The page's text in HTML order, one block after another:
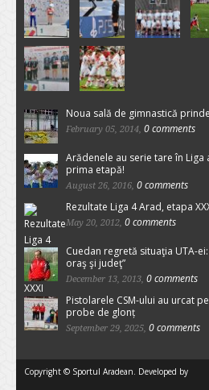
Noua sală de gimnastică
February 05, 2014, 0 comments
Arădenele au serie tare în Liga
prima etapă!
August 26, 2016, 0 comments
Rezultate Liga 4 Arad, etapa
May 20, 2012, 0 comments
Cuedan regretă situaţia UTA-
oraş şi judeţ”
December 13, 2013, 0 comments
Pistolarele CSM-ului au urcat
probe de glonț
September 29, 2025, 0 comments
Copyright © Sportul Aradean. Developed by